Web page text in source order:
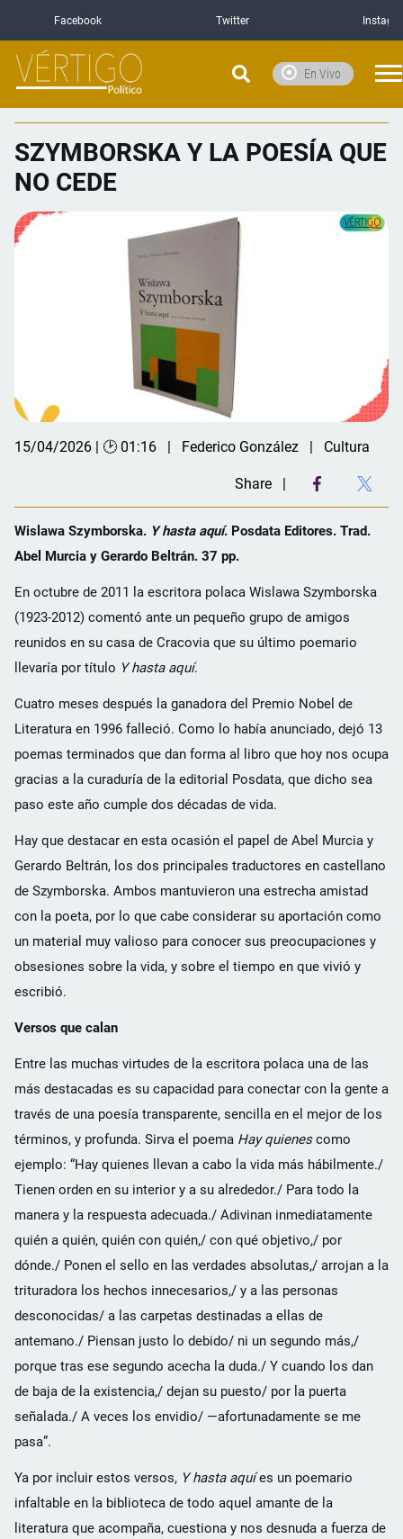
Facebook Twitter
En Vivo
SZYMBORSKA Y LA POESÍA QUE
NO CEDE
15/04/2026 | 🕑 01:16 Federico González Cultura
Share
Wislawa Szymborska. Y hasta aquí. Posdata Editores. Trad.
Abel Murcia y Gerardo Beltrán. 37 pp.
En octubre de 2011 la escritora polaca Wislawa Szymborska
(1923-2012) comentó ante un pequeño grupo de amigos
reunidos en su casa de Cracovia que su último poemario
llevaría por título Y hasta aquí.
Cuatro meses después la ganadora del Premio Nobel de
Literatura en 1996 falleció. Como lo había anunciado, dejó 13
poemas terminados que dan forma al libro que hoy nos ocupa
gracias a la curaduría de la editorial Posdata, que dicho sea
paso este año cumple dos décadas de vida.
Hay que destacar en esta ocasión el papel de Abel Murcia y
Gerardo Beltrán, los dos principales traductores en castellano
de Szymborska. Ambos mantuvieron una estrecha amistad
con la poeta, por lo que cabe considerar su aportación como
un material muy valioso para conocer sus preocupaciones y
obsesiones sobre la vida, y sobre el tiempo en que vivió y
escribió.
Versos que calan
Entre las muchas virtudes de la escritora polaca una de las
más destacadas es su capacidad para conectar con la gente a
través de una poesía transparente, sencilla en el mejor de los
términos, y profunda. Sirva el poema Hay quienescomo
ejemplo: “Hay quienes llevan a cabo la vida más hábilmente./
Tienen orden en su interior y a su alrededor./ Para todo la
manera y la respuesta adecuada./ Adivinan inmediatamente
quién a quién, quién con quién,/ con qué objetivo,/ por
dónde./ Ponen el sello en las verdades absolutas,/ arrojan a la
trituradora los hechos innecesarios,/ y a las personas
desconocidas/ a las carpetas destinadas a ellas de
antemano./ Piensan justo lo debido/ ni un segundo más,/
porque tras ese segundo acecha la duda./ Y cuando los dan
de baja de la existencia,/ dejan su puesto/ por la puerta
señalada./ A veces los envidio/ —afortunadamente se me
pasa”.
Ya por incluir estos versos, Y hasta aquíes un poemario
infaltable en la biblioteca de todo aquel amante de la
literatura que acompaña, cuestiona y nos desnuda a fuerza de